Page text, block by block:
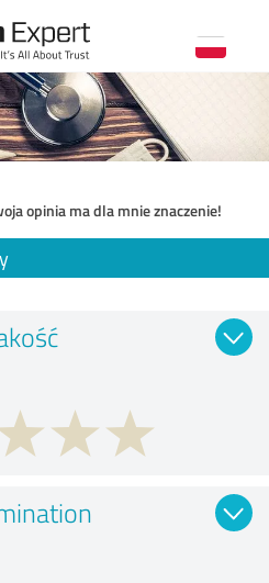
opinia ma dla mnie znaczenie!